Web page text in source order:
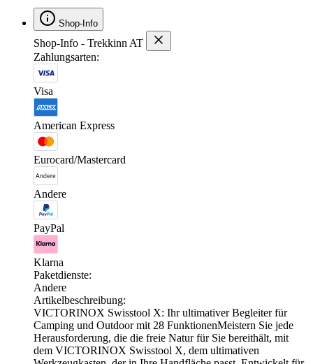
Shop-Info
Shop-Info - Trekkinn AT
Zahlungsarten:
Visa
American Express
Eurocard/Mastercard
Andere
PayPal
Klarna
Paketdienste:
Andere
Artikelbeschreibung:
VICTORINOX Swisstool X: Ihr ultimativer Begleiter für
Camping und Outdoor mit 28 FunktionenMeistern Sie jede
Herausforderung, die die freie Natur für Sie bereithält, mit
dem VICTORINOX Swisstool X, dem ultimativen